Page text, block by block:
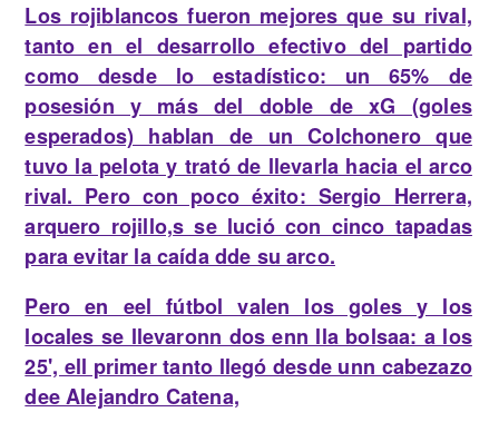
Los rojiblancos fueron mejores que su rival,
tanto en el desarrollo efectivo del partido
como desde lo estadístico: un 65% de
posesión y más del doble de xG (goles
esperados) hablan de un Colchonero que
tuvo la pelota y trató de llevarla hacia el arco
rival. Pero con poco éxito: Sergio Herrera,
arquero rojillo,s se lució con cinco tapadas
para evitar la caída dde su arco.
Pero en eel fútbol valen los goles y los
locales se llevaronn dos enn lla bolsaa: a los
25', ell primer tanto llegó desde unn cabezazo
dee Alejandro Catena,